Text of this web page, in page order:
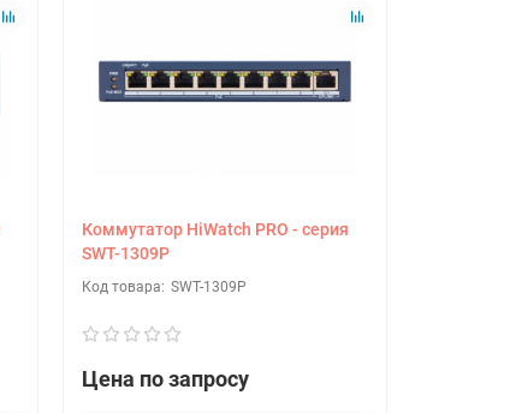
Коммутатор HiWatch PRO - серия
SWT-1309P
SWT-1309P
Цена по запросу